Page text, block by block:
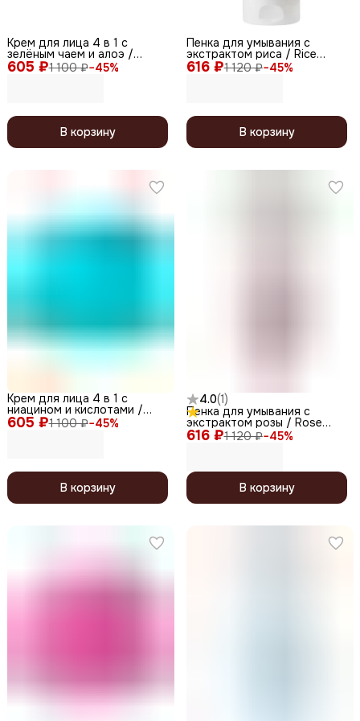
605 ₽1 100 ₽−45%
Крем для лица 4 в 1 с
зелёным чаем и алоэ /
Green Tea-Aloe Soothing
Cream, 100 г
В корзину
616 ₽1 120 ₽−45%
Пенка для умывания с
экстрактом риса / Rice
Cleansing Foam, 180 мл
В корзину
605 ₽1 100 ₽−45%
Крем для лица 4 в 1 с
ниацином и кислотами /
AHA BHA-Niacin Regeneration
Cream, 100 г
В корзину
4.0(1)
616 ₽1 120 ₽−45%
Пенка для умывания с
экстрактом розы / Rose
Cleansing Foam, 180 мл
В корзину